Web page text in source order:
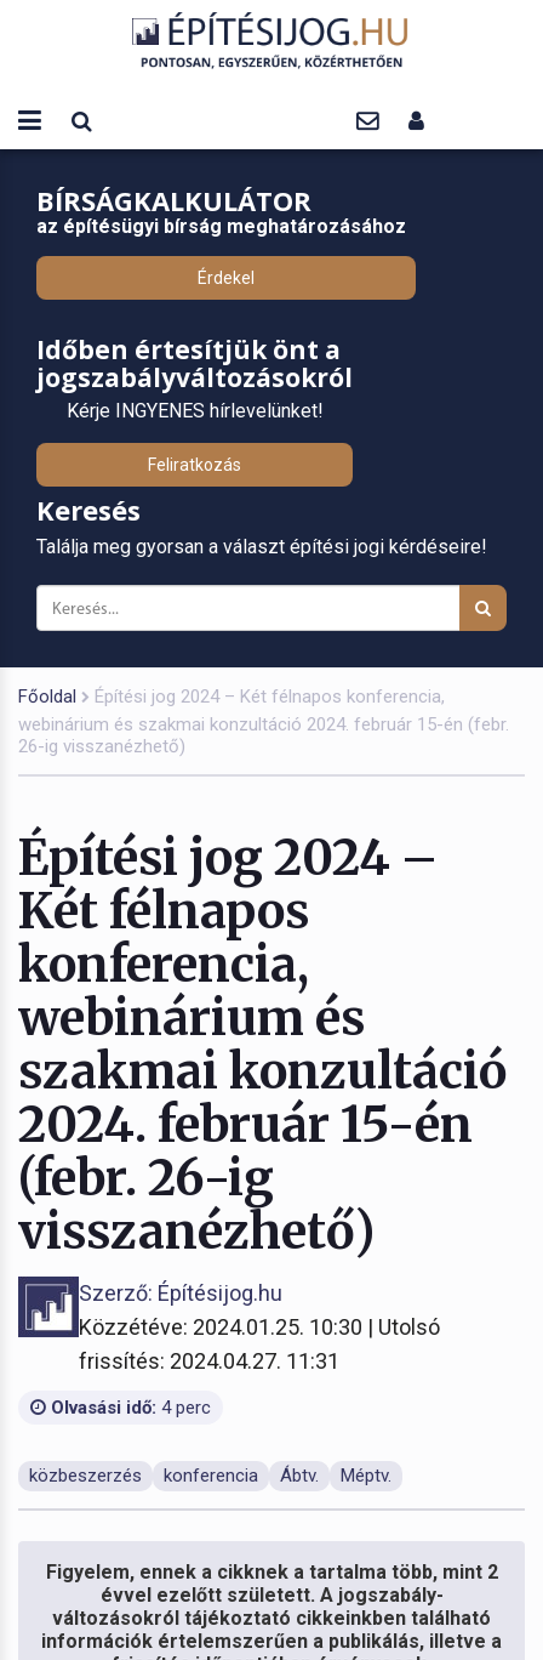
BÍRSÁGKALKULÁTOR
az építésügyi bírság meghatározásához
Érdekel
Időben értesítjük önt a
jogszabályváltozásokról
Kérje INGYENES hírlevelünket!
Feliratkozás
Keresés
Találja meg gyorsan a választ építési jogi kérdéseire!
Főoldal
Építési jog 2024 – Két félnapos konferencia,
webinárium és szakmai konzultáció 2024. február 15-én (febr.
26-ig visszanézhető)
Építési jog 2024 –
Két félnapos
konferencia,
webinárium és
szakmai konzultáció
2024. február 15-én
(febr. 26-ig
visszanézhető)
Szerző: Építésijog.hu
Közzétéve: 2024.01.25. 10:30 | Utolsó
frissítés: 2024.04.27. 11:31
Olvasási idő: 4 perc
közbeszerzés konferencia Ábtv. Méptv.
Figyelem, ennek a cikknek a tartalma több, mint 2
évvel ezelőtt született. A jogszabály-
változásokról tájékoztató cikkeinkben található
információk értelemszerűen a publikálás, illetve a